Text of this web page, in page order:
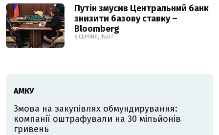
Путін змусив Центральний банк
знизити базову ставку –
Bloomberg
6 СЕРПНЯ, 15:07
АМКУ
Змова на закупівлях обмундирування:
компанії оштрафували на 30 мільйонів
гривень